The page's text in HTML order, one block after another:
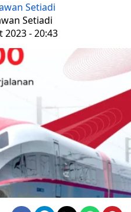
Setiadi
Setiadi
2023 - 20:43